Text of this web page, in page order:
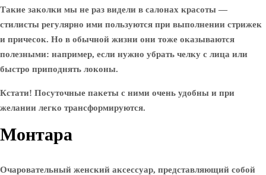
Такие заколки мы не раз видели в салонах красоты —
стилисты регулярно ими пользуются при выполнении стрижек
и причесок. Но в обычной жизни они тоже оказываются
полезными: например, если нужно убрать челку с лица или
быстро приподнять локоны.
Кстати! Посуточные пакеты с ними очень удобны и при
желании легко трансформируются.
Монтара
Очаровательный женский аксессуар, представляющий собой